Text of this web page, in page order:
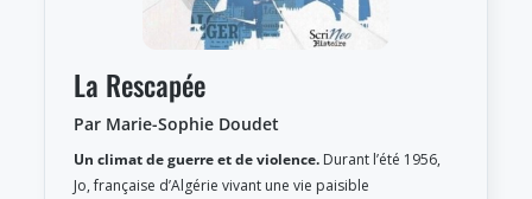
La Rescapée
Par Marie-Sophie Doudet
Un climat de guerre et de violence. Durant l’été 1956,
Jo, française d’Algérie vivant une vie paisible